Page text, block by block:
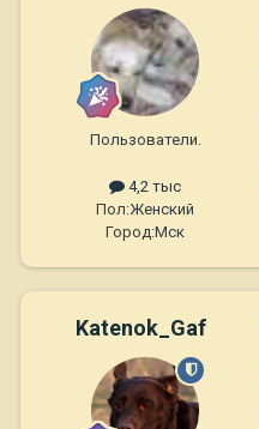
Пользователи.
4,2 тыс
Пол:Женский
Город:Мск
Katenok_Gaf